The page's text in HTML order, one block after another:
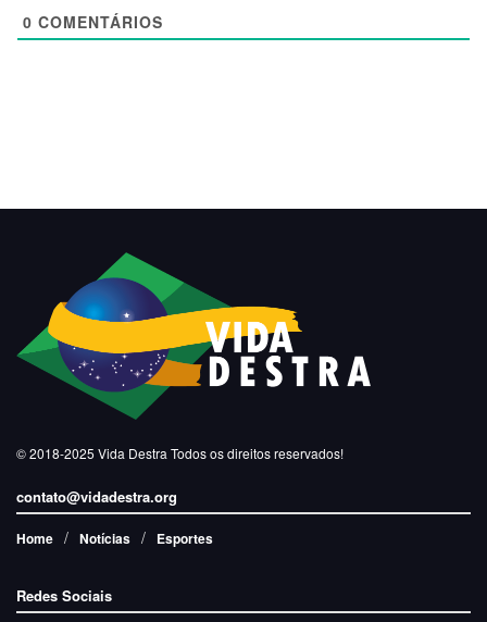
0 COMENTÁRIOS
© 2018-2025 Vida Destra Todos os direitos reservados!
contato@vidadestra.org
Home Notícias Esportes
Redes Sociais